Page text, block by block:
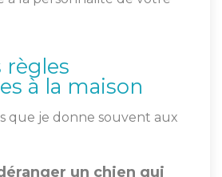
règles
à la maison
que je donne souvent aux
un chien qui